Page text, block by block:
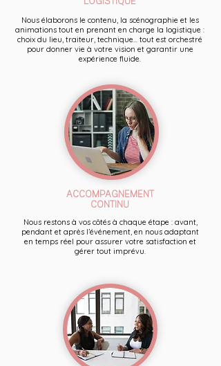
Nous élaborons le contenu, la scénographie et les
animations tout en prenant en charge la logistique :
choix du lieu, traiteur, technique... tout est orchestré
pour donner vie à votre vision et garantir une
expérience fluide.
ACCOMPAGNEMENT
CONTINU
Nous restons à vos côtés à chaque étape : avant,
pendant et après l’événement, en nous adaptant
en temps réel pour assurer votre satisfaction et
gérer tout imprévu.